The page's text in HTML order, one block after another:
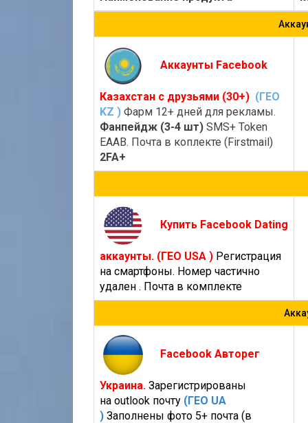
Аккаунты Facebook
Казахстан с друзьями (30+) (ГЕО
KZ ) Фарм 12+ дней для рекламы.
Фанпейдж (3-4 шт) SMS+ Token
EAAB. Почта в коплекте (Firstmail)
2FA+
Купить Facebook Dating
аккаунты. (ГЕО USA ) Регистрация
на смартфоны. Номер частично
удален . Почта в комплекте
Facebook Авторег
Украина. Зарегистрированы
на outlook почту (ГЕО UA
) Заполнены фото 5+ почта (в